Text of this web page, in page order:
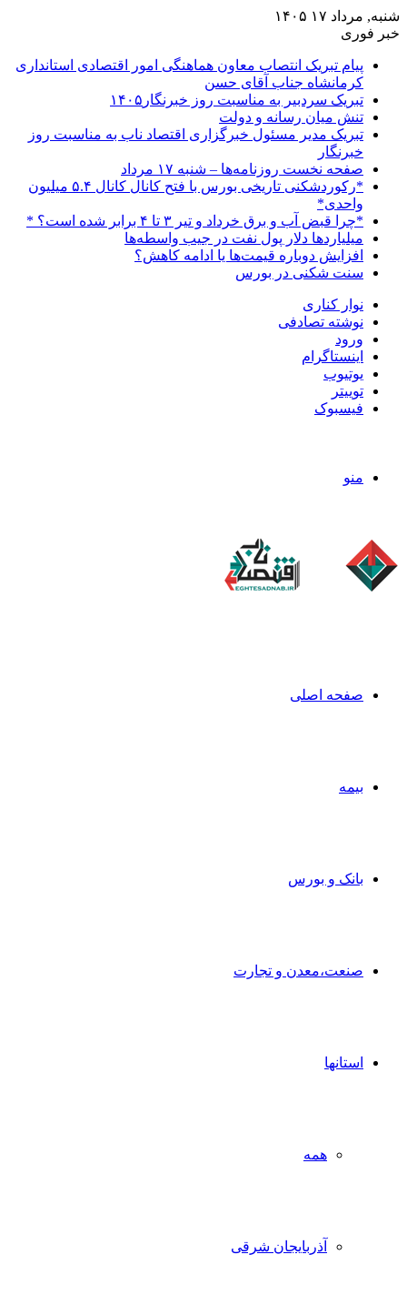
شنبه, مرداد ۱۷ ۱۴۰۵
خبر فوری
پیام تبریک انتصاب معاون هماهنگی امور اقتصادی استانداری
کرمانشاه جناب آقای حسن
تبریک سردبیر به مناسبت روز خبرنگار۱۴۰۵
تنش میان رسانه و دولت
تبریک مدیر مسئول خبرگزاری اقتصاد ناب به مناسبت روز
خبرنگار
صفحه نخست روزنامه‌ها – شنبه ۱۷ مرداد
*رکوردشکنی تاریخی بورس با فتح کانال کانال ۵.۴ میلیون
واحدی*
*چرا قبض آب و برق خرداد و تیر ۳ تا ۴ برابر شده است؟ *
میلیاردها دلار پول نفت در جیب واسطه‌ها
افزایش دوباره قیمت‌ها یا ادامه کاهش؟
سنت شکنی در بورس
نوار کناری
نوشته تصادفی
ورود
اینستاگرام
یوتیوب
توییتر
فیسبوک
منو
صفحه اصلی
بیمه
بانک و بورس
صنعت،معدن و تجارت
استانها
همه
آذربایجان شرقی